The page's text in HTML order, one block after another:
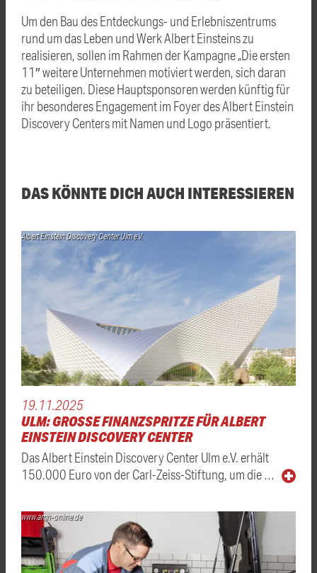
Um den Bau des Entdeckungs- und Erlebniszentrums
rund um das Leben und Werk Albert Einsteins zu
realisieren, sollen im Rahmen der Kampagne „Die ersten
11″ weitere Unternehmen motiviert werden, sich daran
zu beteiligen. Diese Hauptsponsoren werden künftig für
ihr besonderes Engagement im Foyer des Albert Einstein
Discovery Centers mit Namen und Logo präsentiert.
DAS KÖNNTE DICH AUCH INTERESSIEREN
Albert Einstein Discovery Center Ulm e.V.
19.11.2025
ULM: GROSSE FINANZSPRITZE FÜR ALBERT E
INSTEIN DISCOVERY CENTER
Das Albert Einstein Discovery Center Ulm e.V. erhält
150.000 Euro von der Carl-Zeiss-Stiftung, um die …
www.amh-online.de